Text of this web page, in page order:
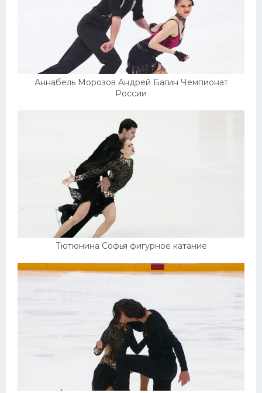
Аннабель Морозов Андрей Багин Чемпионат
России
Тютюнина Софья фигурное катание